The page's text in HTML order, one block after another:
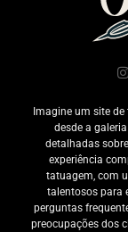
Imagine um site
desde a
detalhadas sobre
experiência
tatuagem, com
talentosos para
perguntas
preocupações dos